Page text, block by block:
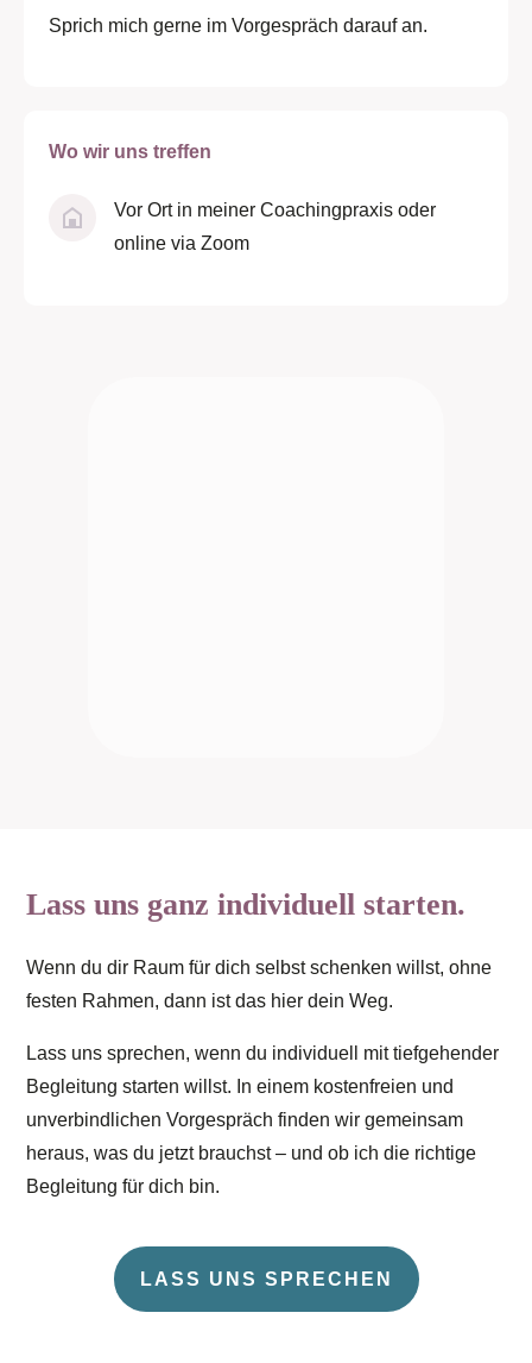
Sprich mich gerne im Vorgespräch darauf an.
Wo wir uns treffen
Vor Ort in meiner Coachingpraxis oder
online via Zoom
Lass uns ganz individuell starten.
Wenn du dir Raum für dich selbst schenken willst, ohne
festen Rahmen, dann ist das hier dein Weg.
Lass uns sprechen, wenn du individuell mit tiefgehender
Begleitung starten willst. In einem kostenfreien und
unverbindlichen Vorgespräch finden wir gemeinsam
heraus, was du jetzt brauchst – und ob ich die richtige
Begleitung für dich bin.
LASS UNS SPRECHEN